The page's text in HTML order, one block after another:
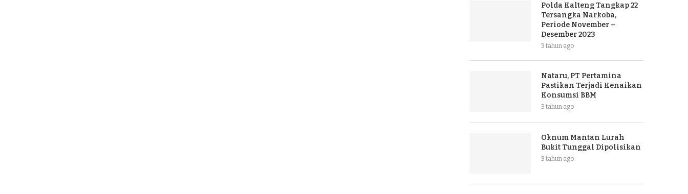
Polda Kalteng Tangkap 22
Tersangka Narkoba,
Periode November –
Desember 2023
3 tahun ago
Nataru, PT Pertamina
Pastikan Terjadi Kenaikan
Konsumsi BBM
3 tahun ago
Oknum Mantan Lurah
Bukit Tunggal Dipolisikan
3 tahun ago